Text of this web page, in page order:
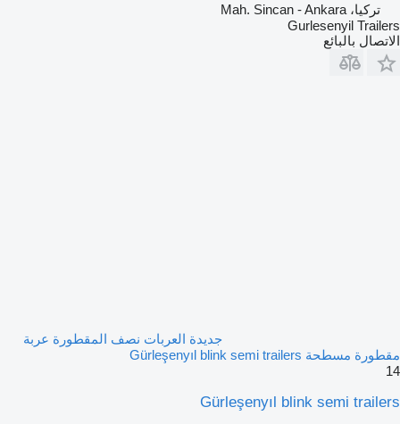
تركيا، Mah. Sincan - Ankara
Gurlesenyil Trailers
الاتصال بالبائع
جديدة العربات نصف المقطورة عربة
مقطورة مسطحة Gürleşenyıl blink semi trailers
14
Gürleşenyıl blink semi trailers